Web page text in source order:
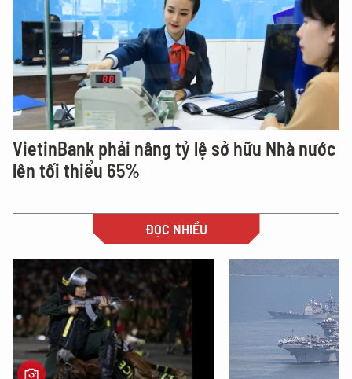
VietinBank phải nâng tỷ lệ sở hữu Nhà nước
lên tối thiểu 65%
ĐỌC NHIỀU